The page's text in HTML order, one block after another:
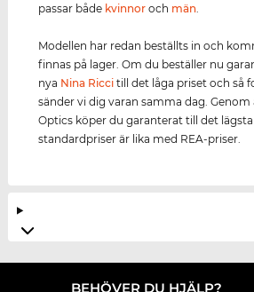
passar både kvinnor och män
Modellen har redan beställts in och
finnas på lager. Om du beställer nu
nya Nina Ricci till det låga priset och så
sänder vi dig varan samma dag. Genom
Optics köper du garanterat till det
standardpriser är lika med REA-priser.
BEHÖVER DU HJÄLP?